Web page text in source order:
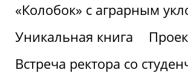
«Колобок» с аграрным
Уникальная книга
Встреча ректора со